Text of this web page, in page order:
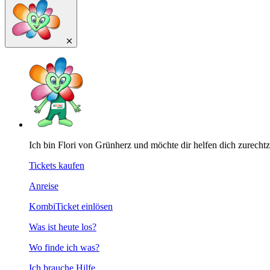
Ich bin Flori von Grünherz und möchte dir helfen dich
Tickets kaufen
Anreise
KombiTicket einlösen
Was ist heute los?
Wo finde ich was?
Ich brauche Hilfe